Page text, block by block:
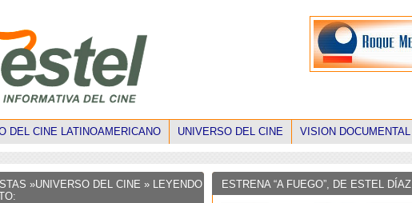
DEL CINE LATINOAMERICANO UNIVERSO DEL CINE VISION DOCUMENTAL
»UNIVERSO DEL CINE » LEYENDO
ESTRENA “A FUEGO”, DE ESTEL DÍAZ